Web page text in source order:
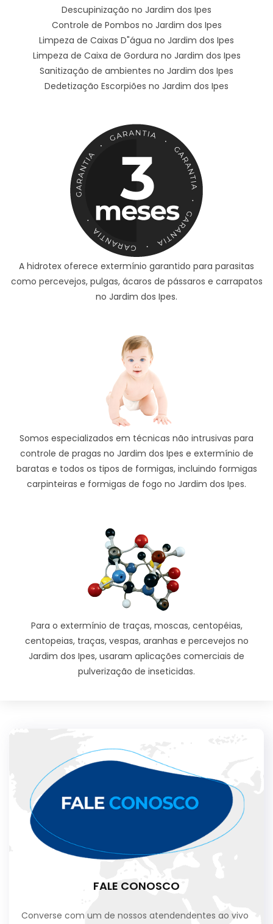
Descupinização no Jardim dos Ipes
Controle de Pombos no Jardim dos Ipes
Limpeza de Caixas D"água no Jardim dos Ipes
Limpeza de Caixa de Gordura no Jardim dos Ipes
Sanitização de ambientes no Jardim dos Ipes
Dedetização Escorpiões no Jardim dos Ipes
A hidrotex oferece extermínio garantido para parasitas
como percevejos, pulgas, ácaros de pássaros e carrapatos
no Jardim dos Ipes.
Somos especializados em técnicas não intrusivas para
controle de pragas no Jardim dos Ipes e extermínio de
baratas e todos os tipos de formigas, incluindo formigas
carpinteiras e formigas de fogo no Jardim dos Ipes.
Para o extermínio de traças, moscas, centopéias,
centopeias, traças, vespas, aranhas e percevejos no
Jardim dos Ipes, usaram aplicações comerciais de
pulverização de inseticidas.
FALE CONOSCO
Converse com um de nossos atendendentes ao vivo